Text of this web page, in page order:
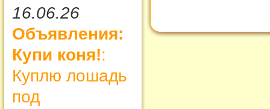
16.06.26
Объявления:
Купи коня!:
Куплю лошадь
под